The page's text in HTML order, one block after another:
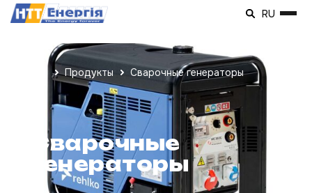
RU
Продукты Сварочные генераторы
Сварочные
генераторы